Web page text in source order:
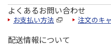
よくあるお問い合わせ
お支払い方法 注文のキ
配送情報について